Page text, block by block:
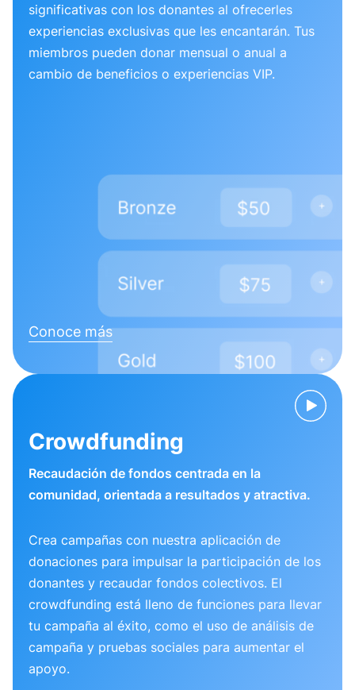
significativas con los donantes al ofrecerles
experiencias exclusivas que les encantarán. Tus
miembros pueden donar mensual o anual a
cambio de beneficios o experiencias VIP.
Conoce más
Crowdfunding
Recaudación de fondos centrada en la
comunidad, orientada a resultados y atractiva.
Crea campañas con nuestra aplicación de
donaciones para impulsar la participación de los
donantes y recaudar fondos colectivos. El
crowdfunding está lleno de funciones para llevar
tu campaña al éxito, como el uso de análisis de
campaña y pruebas sociales para aumentar el
apoyo.